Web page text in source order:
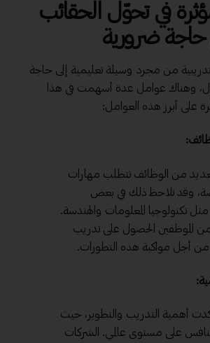
فيتحوّل الحقائب
حاجة ضرورية
من مجرد وسيلة تعليمية إلى حاجة
وهناك عوامل عدة أسهمت في هذا
على أبرز هذه العوامل:
من الوظائف تتطلب مهارات
وقد تلاحظ ذلك في بعض
مثل تكنولوجيا المعلومات والهندسة.
الموظفين الحصول على تدريب
أجل مواكبة هذه التطورات.
أكدت أهمية التدريب والتطوير، حيث
على مستوى عالمي. الشركات